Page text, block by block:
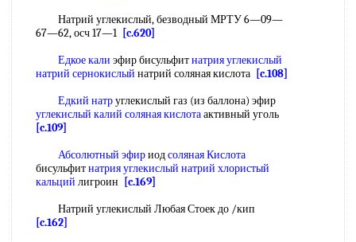
Натрий углекислый, безводный МРТУ 6—09—
67—62, осч 17—1 [c.620]
Едкое кали эфир бисульфитнатрия углекислый
натрий сернокислый натрий соляная кислота [c.108]
Едкий натруглекислый газ (из баллона) эфир
углекислый калий соляная кислотаактивный уголь
[c.109]
Абсолютный эфириодсоляная Кислота
бисульфитнатрия углекислый натрий хлористый
кальций лигроин
[c.169]
Натрий углекислый Любая Стоек до /кип
[c.162]